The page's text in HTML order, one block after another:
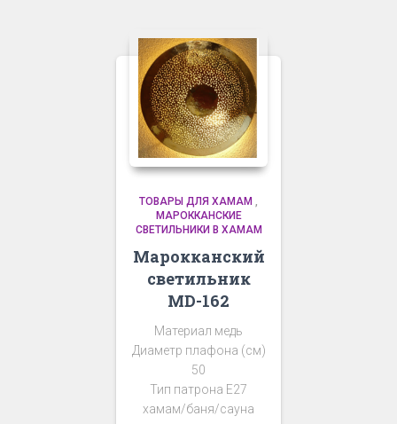
ТОВАРЫ ДЛЯ ХАМАМ ,
МАРОККАНСКИЕ
СВЕТИЛЬНИКИ В ХАМАМ
Марокканский
светильник
MD-162
Материал медь
Диаметр плафона (см)
50
Тип патрона Е27
хамам/баня/сауна